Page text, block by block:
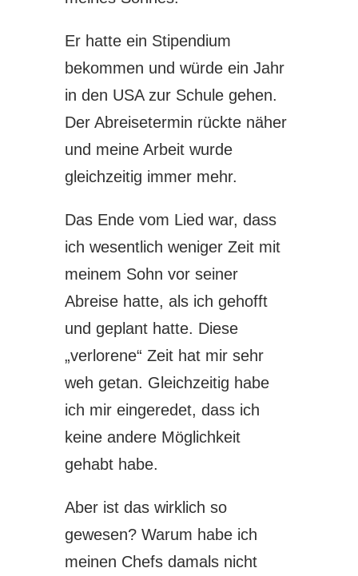
Er hatte ein Stipendium
bekommen und würde ein Jahr
in den USA zur Schule gehen.
Der Abreisetermin rückte näher
und meine Arbeit wurde
gleichzeitig immer mehr.
Das Ende vom Lied war, dass
ich wesentlich weniger Zeit mit
meinem Sohn vor seiner
Abreise hatte, als ich gehofft
und geplant hatte. Diese
„verlorene“ Zeit hat mir sehr
weh getan. Gleichzeitig habe
ich mir eingeredet, dass ich
keine andere Möglichkeit
gehabt habe.
Aber ist das wirklich so
gewesen? Warum habe ich
meinen Chefs damals nicht